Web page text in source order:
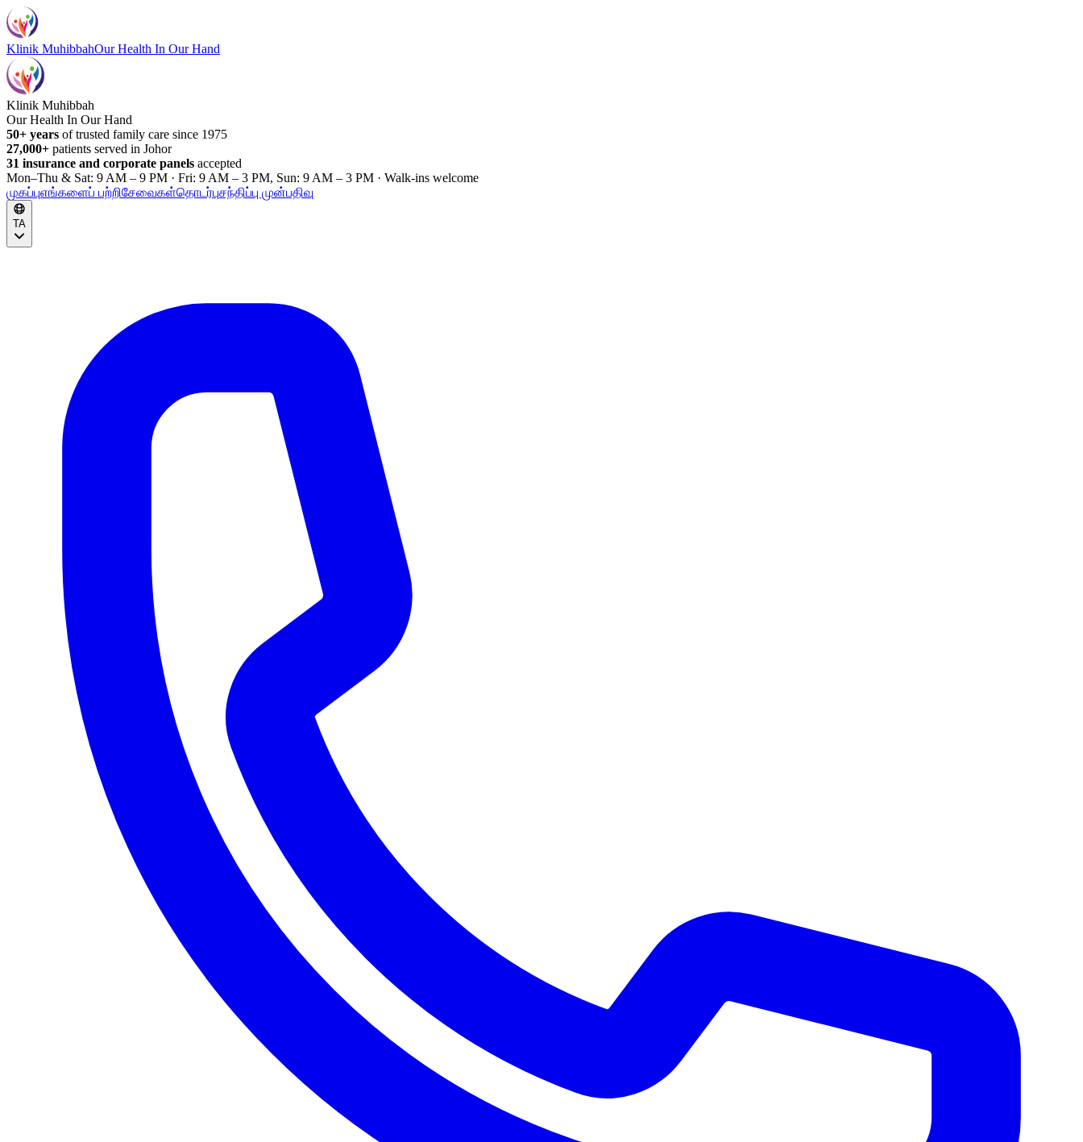
Klinik MuhibbahOur Health In Our Hand
Klinik Muhibbah
Our Health In Our Hand
50+ years of trusted family care since 1975
27,000+ patients served in Johor
31 insurance and corporate panels accepted
Mon–Thu & Sat: 9 AM – 9 PM · Fri: 9 AM – 3 PM, Sun: 9 AM – 3 PM · Walk-ins welcome
முகப்புஎங்களைப் பற்றிசேவைகள்தொடர்புசந்திப்பு முன்பதிவு
TA